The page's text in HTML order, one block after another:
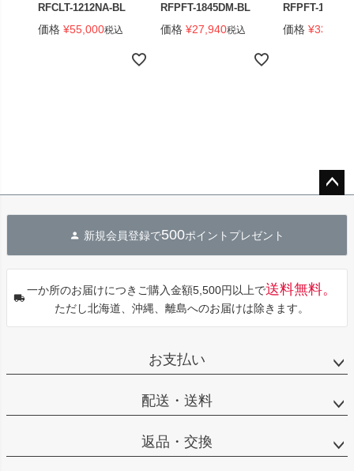
RFCLT-1212NA-BL
価格 ¥55,000税込
RFPFT-1845DM-BL
価格 ¥27,940税込
RFPFT-
価格 ¥33,440
へ
新規会員登録で500ポイントプレゼント
一か所のお届けにつきご購入金額5,500円以上で送料無料。
ただし北海道、沖縄、離島へのお届けは除きます。
お支払い
配送・送料
返品・交換